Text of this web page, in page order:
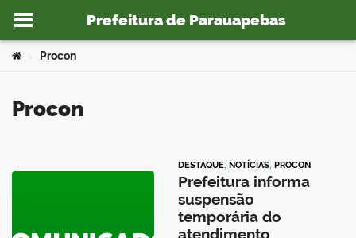
Ir para o conteúdo
Prefeitura de Parauapebas
Você está aqui:
Procon
Procon
DESTAQUE, NOTÍCIAS, PROCON
Prefeitura informa
suspensão
temporária do
atendimento